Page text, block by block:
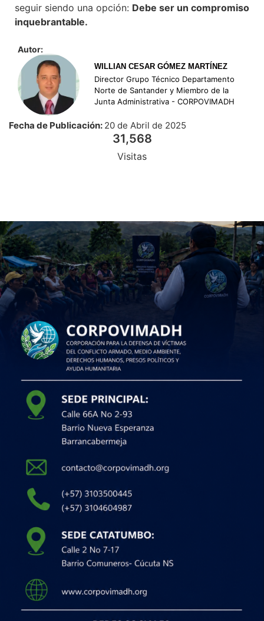
seguir siendo una opción: Debe ser un compromiso
inquebrantable.
Autor:
WILLIAN CESAR GÓMEZ MARTÍNEZ
Director Grupo Técnico Departamento
Norte de Santander y Miembro de la
Junta Administrativa - CORPOVIMADH
Fecha de Publicación: 20 de Abril de 2025
Visitas
31,569